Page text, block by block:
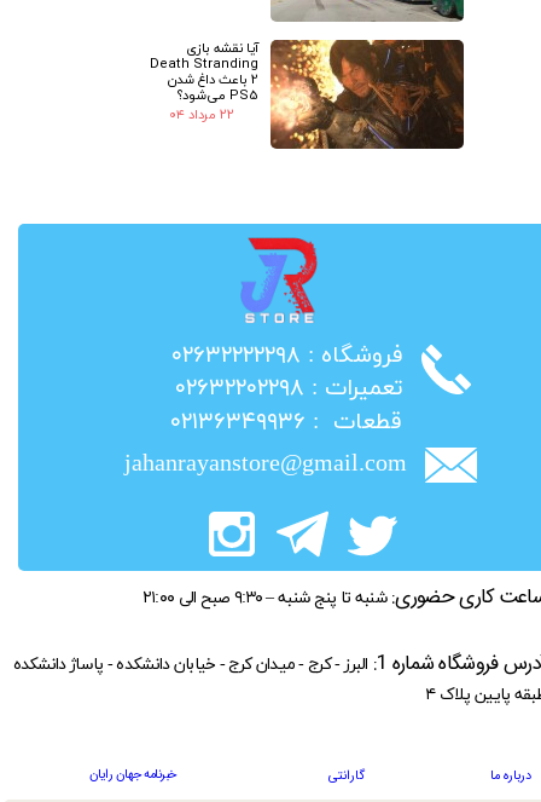
آیا نقشه بازی
Death Stranding
2 باعث داغ شدن
PS5 می‌شود؟
۲۲ مرداد ۰۴
​فروشگاه : ۰۲۶۳۲۲۲۲۲۹۸
​تعمیرات : ۰۲۶۳۲۲۰۲۲۹۸
​قطعات : ۰۲۱۳۶۳۴۹۹۳۶
jahanrayanstore@gmail.com
کاری حضوری: شنبه تا پنج شنبه – ۹:۳۰ صبح الی ۲۱:۰۰
درباره ما گارانتی خبرنامه جهان رایان
فروشگاه شماره 1:
البرز - کرج - میدان کرج - خیابان دانشکده - پاساژ دانشکده
پایین پلاک ۴